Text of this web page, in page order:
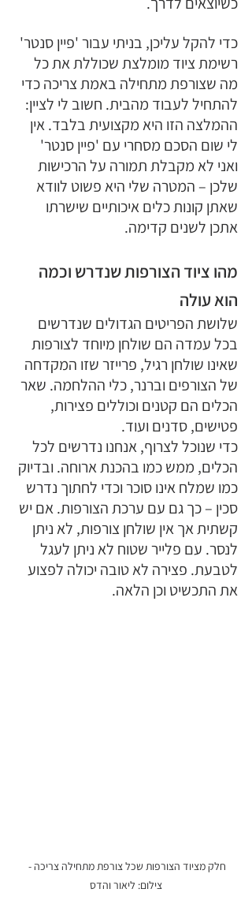
כדי להקל עליכן, בניתי עבור 'פיין סנטר'
רשימת ציוד מומלצת שכוללת את כל
מה שצורפת מתחילה באמת צריכה כדי
להתחיל לעבוד מהבית. חשוב לי לציין:
ההמלצה הזו היא מקצועית בלבד. אין
לי שום הסכם מסחרי עם 'פיין סנטר'
ואני לא מקבלת תמורה על הרכישות
שלכן – המטרה שלי היא פשוט לוודא
שאתן קונות כלים איכותיים שישרתו
אתכן לשנים קדימה.
מהו ציוד הצורפות שנדרש וכמה
הוא עולה
שלושת הפריטים הגדולים שנדרשים
בכל עמדה הם שולחן מיוחד לצורפות
שאינו שולחן רגיל, פרייזר שזו המקדחה
של הצורפים וברנר, כלי ההלחמה. שאר
הכלים הם קטנים וכוללים פצירות,
פטישים, סדנים ועוד.
כדי שנוכל לצרוף, אנחנו נדרשים לכל
הכלים, ממש כמו בהכנת ארוחה. ובדיוק
כמו שמלח אינו סוכר וכדי לחתוך נדרש
סכין – כך גם עם ערכת הצורפות. אם יש
קשתית אך אין שולחן צורפות, לא ניתן
לנסר. עם פלייר שטוח לא ניתן לעגל
לטבעת. פצירה לא טובה יכולה לפצוע
את התכשיט וכן הלאה.
חלק מציוד הצורפות שכל צורפת מתחילה צריכה -
צילום: ליאור והדס